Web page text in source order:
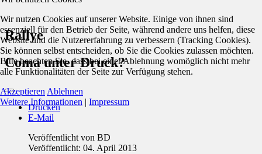
Rallye
Coma unter Druck?
Drucken
E-Mail
Veröffentlicht von BD
Veröffentlicht: 04. April 2013
Wir nutzen Cookies auf unserer Website. Einige von ihnen sind
essenziell für den Betrieb der Seite, während andere uns helfen, diese
Website und die Nutzererfahrung zu verbessern (Tracking Cookies).
Sie können selbst entscheiden, ob Sie die Cookies zulassen möchten.
Bitte beachten Sie, dass bei einer Ablehnung womöglich nicht mehr
alle Funktionalitäten der Seite zur Verfügung stehen.
Akzeptieren Ablehnen
Weitere Informationen | Impressum